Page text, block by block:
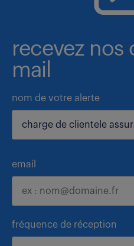
recevez nos
mail
nom de votre alerte
email
fréquence de réception